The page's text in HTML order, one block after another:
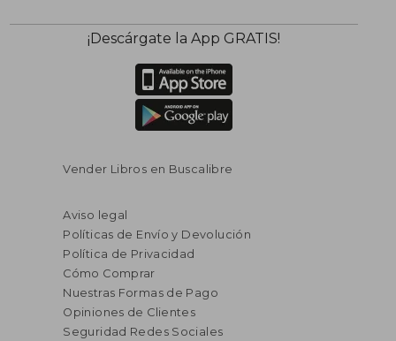
¡Descárgate la App GRATIS!
Vender Libros en Buscalibre
Aviso legal
Políticas de Envío y Devolución
Política de Privacidad
Cómo Comprar
Nuestras Formas de Pago
Opiniones de Clientes
Seguridad Redes Sociales